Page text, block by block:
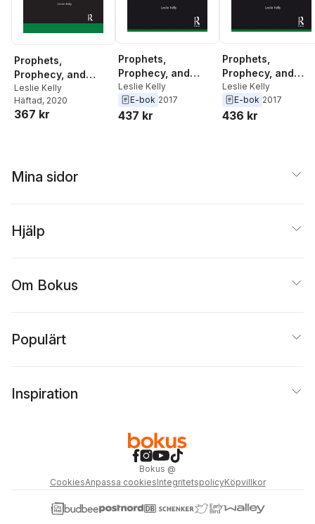
Prophets,
Prophecy, and
Oracles in the
Roman Empire
Leslie Kelly
Häftad, 2020
367 kr
Prophets,
Prophecy, and
Oracles in the
Roman Empire
Leslie Kelly
E-bok 2017
437 kr
Prophets,
Prophecy, and
Oracles in the
Roman Empire
Leslie Kelly
E-bok 2017
436 kr
Mina sidor
Hjälp
Om Bokus
Populärt
Inspiration
Bokus @
CookiesAnpassa cookiesIntegritetspolicyKöpvillkor